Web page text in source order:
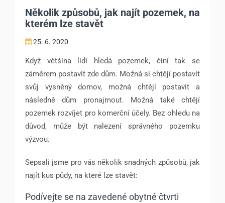
Několik způsobů, jak najít pozemek, na
kterém lze stavět
25. 6. 2020
Když většina lidí hledá pozemek, činí tak se
záměrem postavit zde dům. Možná si chtějí postavit
svůj vysněný domov, možná chtějí postavit a
následně dům pronajmout. Možná také chtějí
pozemek rozvíjet pro komerční účely. Bez ohledu na
důvod, může být nalezení správného pozemku
výzvou.
Sepsali jsme pro vás několik snadných způsobů, jak
najít kus půdy, na které lze stavět:
Podívejte se na zavedené obytné čtvrti